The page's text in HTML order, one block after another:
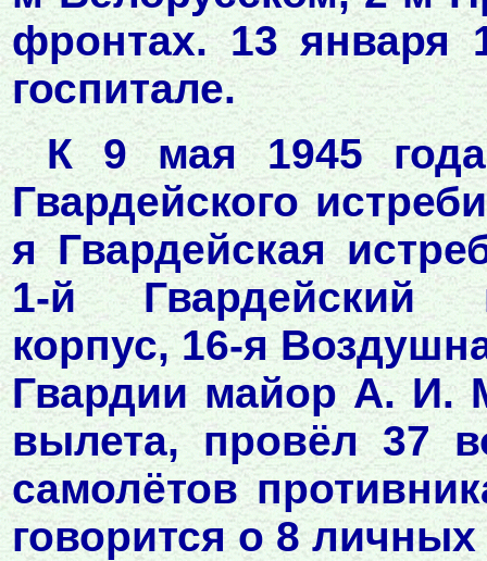
фронтах. 13 января
госпитале.
К 9 мая 1945 года
Гвардейского
я Гвардейская
1-й Гвардейский
корпус, 16-я
Гвардии майор А. И.
вылета, провёл 37
самолётов
говорится о 8